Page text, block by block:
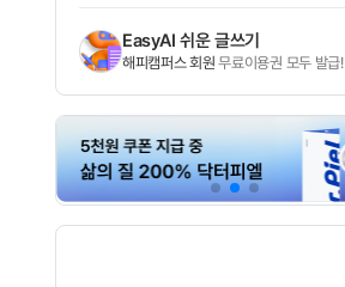
EasyAI 쉬운 글쓰기
해피캠퍼스 회원 무료이용권 모두 발급!